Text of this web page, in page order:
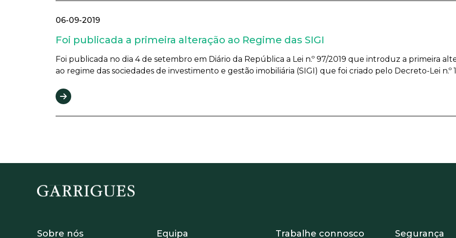
06-09-2019
Foi publicada a primeira alteração ao Regime das SIGI
Foi publicada no dia 4 de setembro em Diário da República a Lei n.º 97/2019 que introduz a primeira
ao regime das sociedades de investimento e gestão imobiliária (SIGI) que foi criado pelo Decreto-Lei n.º
Footer - Sobre Nosotros
Sobre nós Footer - Equipo
Equipa Footer - Trabaja con
Trabalhe connosco Footer
Segurança